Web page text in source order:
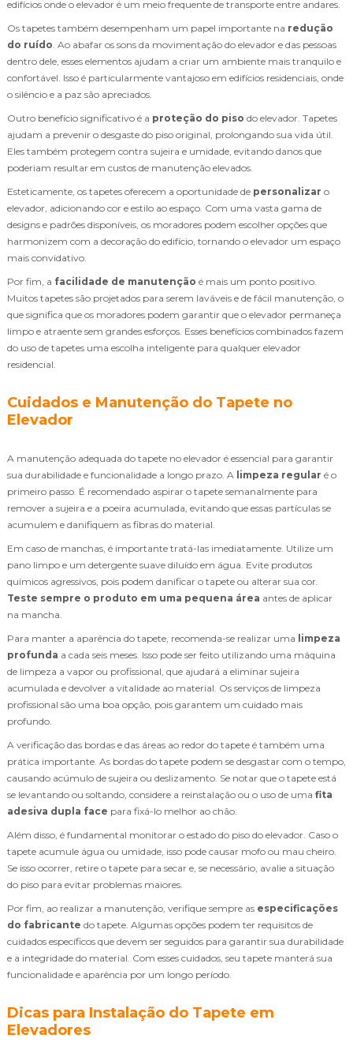
edifícios onde o elevador é um meio frequente de transporte entre andares.
Os tapetes também desempenham um papel importante na redução
do ruído . Ao abafar os sons da movimentação do elevador e das pessoas
dentro dele, esses elementos ajudam a criar um ambiente mais tranquilo e
confortável. Isso é particularmente vantajoso em edifícios residenciais, onde
o silêncio e a paz são apreciados.
Outro benefício significativo é a proteção do piso do elevador. Tapetes
ajudam a prevenir o desgaste do piso original, prolongando sua vida útil.
Eles também protegem contra sujeira e umidade, evitando danos que
poderiam resultar em custos de manutenção elevados.
Esteticamente, os tapetes oferecem a oportunidade de personalizar o
elevador, adicionando cor e estilo ao espaço. Com uma vasta gama de
designs e padrões disponíveis, os moradores podem escolher opções que
harmonizem com a decoração do edifício, tornando o elevador um espaço
mais convidativo.
Por fim, a facilidade de manutenção é mais um ponto positivo.
Muitos tapetes são projetados para serem laváveis e de fácil manutenção, o
que significa que os moradores podem garantir que o elevador permaneça
limpo e atraente sem grandes esforços. Esses benefícios combinados fazem
do uso de tapetes uma escolha inteligente para qualquer elevador
residencial.
Cuidados e Manutenção do Tapete no
Elevador
A manutenção adequada do tapete no elevador é essencial para garantir
sua durabilidade e funcionalidade a longo prazo. A limpeza regular é o
primeiro passo. É recomendado aspirar o tapete semanalmente para
remover a sujeira e a poeira acumulada, evitando que essas partículas se
acumulem e danifiquem as fibras do material.
Em caso de manchas, é importante tratá-las imediatamente. Utilize um
pano limpo e um detergente suave diluído em água. Evite produtos
químicos agressivos, pois podem danificar o tapete ou alterar sua cor.
Teste sempre o produto em uma pequena área antes de aplicar
na mancha.
Para manter a aparência do tapete, recomenda-se realizar uma limpeza
profunda a cada seis meses. Isso pode ser feito utilizando uma máquina
de limpeza a vapor ou profissional, que ajudará a eliminar sujeira
acumulada e devolver a vitalidade ao material. Os serviços de limpeza
profissional são uma boa opção, pois garantem um cuidado mais
profundo.
A verificação das bordas e das áreas ao redor do tapete é também uma
prática importante. As bordas do tapete podem se desgastar com o tempo,
causando acúmulo de sujeira ou deslizamento. Se notar que o tapete está
se levantando ou soltando, considere a reinstalação ou o uso de uma fita
adesiva dupla face para fixá-lo melhor ao chão.
Além disso, é fundamental monitorar o estado do piso do elevador. Caso o
tapete acumule água ou umidade, isso pode causar mofo ou mau cheiro.
Se isso ocorrer, retire o tapete para secar e, se necessário, avalie a situação
do piso para evitar problemas maiores.
Por fim, ao realizar a manutenção, verifique sempre as especificações
do fabricante do tapete. Algumas opções podem ter requisitos de
cuidados específicos que devem ser seguidos para garantir sua durabilidade
e a integridade do material. Com esses cuidados, seu tapete manterá sua
funcionalidade e aparência por um longo período.
Dicas para Instalação do Tapete em
Elevadores